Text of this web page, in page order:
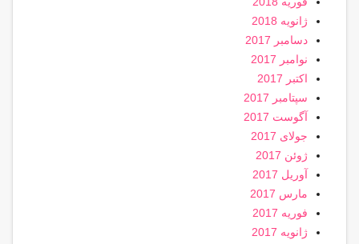
ژانویه 2018
دسامبر 2017
نوامبر 2017
اکتبر 2017
سپتامبر 2017
آگوست 2017
جولای 2017
ژوئن 2017
آوریل 2017
مارس 2017
فوریه 2017
ژانویه 2017